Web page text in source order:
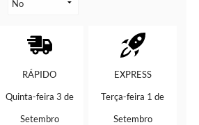
RÁPIDO
Quinta-feira 3 de
Setembro
EXPRESS
Terça-feira 1 de
Setembro